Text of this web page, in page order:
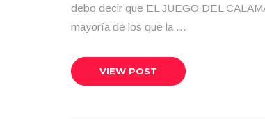
debo decir que EL JUEGO DEL
mayoría de los que la …
VIEW POST